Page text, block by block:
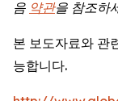
음 약관을 참조하
본 보도자료와 관
능합니다.